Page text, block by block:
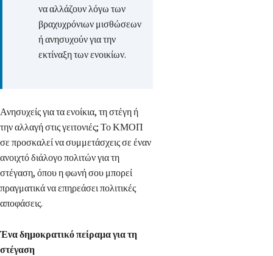
να αλλάζουν λόγω των
βραχυχρόνιων μισθώσεων
ή ανησυχούν για την
εκτίναξη των ενοικίων.
Ανησυχείς για τα ενοίκια, τη στέγη ή
την αλλαγή στις γειτονιές; Το ΚΜΟΠ
σε προσκαλεί να συμμετάσχεις σε έναν
ανοιχτό διάλογο πολιτών για τη
στέγαση, όπου η φωνή σου μπορεί
πραγματικά να επηρεάσει πολιτικές
αποφάσεις.
Ένα δημοκρατικό πείραμα για τη
στέγαση